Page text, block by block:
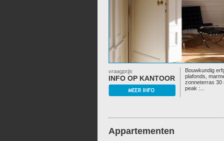
vraagprijs
INFO OP KANTOOR
Bouwkundig
plafonds,
zonneterras 30
peak :...
Appartementen